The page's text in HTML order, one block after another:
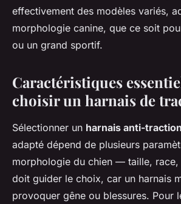
effectivement des modèles variés,
morphologie canine, que ce soit
ou un grand sportif.
Caractéristiques
choisir un harnais de
Sélectionner un harnais anti-
adapté dépend de plusieurs
morphologie du chien — taille,
doit guider le choix, car un harnais
provoquer gêne ou blessures. Pour